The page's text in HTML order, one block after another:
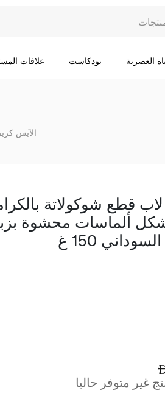
العصرية بودكاست علاقات
الآيس
قطع شوكولاتة
ألماسات محشوة
150 غ
غير متوفر حاليا